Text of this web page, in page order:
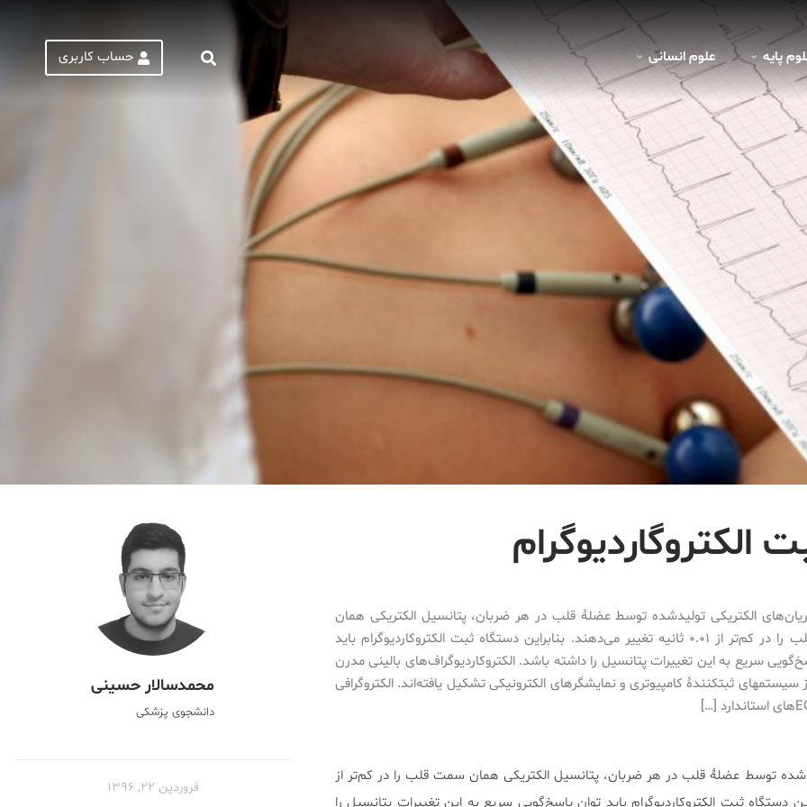
پايه علوم انسانی حساب کاربری
الکتریکی تولیدشده توسط عضلۀ قلب در هر ضربان، پتانسیل الکتریکی همان
سمت قلب را در کم‌تر از ۰.۰۱ ثانیه تغییر می‌دهند. بنابراین دستگاه ثبت الکتروکاردیوگرام باید
سریع به این تغییرات پتانسیل را داشته باشد. الکتروکاردیوگراف‌های بالینی مدرن
سیستمهای ثبتکنندۀ کامپیوتری و نمایشگرهای الکترونیکی تشکیل یافته‌اند. الکتروگرافی
توسط عضلۀ قلب در هر ضربان، پتانسیل الکتریکی همان سمت قلب را در کم‌تر از
دستگاه ثبت الکتروکاردیوگرام باید توان پاسخ‌گویی سریع به این تغییرات پتانسیل را
محمد‌سالار حسینی
دانشجوی پزشکی
فروردین ۲۲, ۱۳۹۶